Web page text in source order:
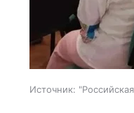
Источник: